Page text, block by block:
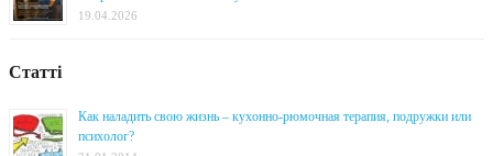
19.04.2026
Статті
Как наладить свою жизнь – кухонно-рюмочная терапия, подружки или
психолог?